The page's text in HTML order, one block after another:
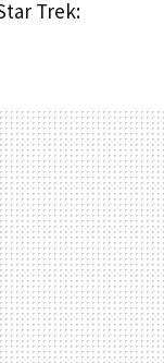
Trek: